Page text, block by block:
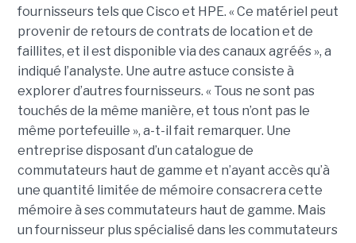
fournisseurs tels que Cisco et HPE. « Ce matériel peut
provenir de retours de contrats de location et de
faillites, et il est disponible via des canaux agréés », a
indiqué l’analyste. Une autre astuce consiste à
explorer d’autres fournisseurs. « Tous ne sont pas
touchés de la même manière, et tous n’ont pas le
même portefeuille », a-t-il fait remarquer. Une
entreprise disposant d’un catalogue de
commutateurs haut de gamme et n’ayant accès qu’à
une quantité limitée de mémoire consacrera cette
mémoire à ses commutateurs haut de gamme. Mais
un fournisseur plus spécialisé dans les commutateurs